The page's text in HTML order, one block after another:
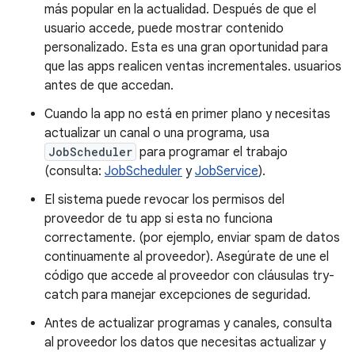
más popular en la actualidad. Después de que el
usuario accede, puede mostrar contenido
personalizado. Esta es una gran oportunidad para
que las apps realicen ventas incrementales. usuarios
antes de que accedan.
Cuando la app no está en primer plano y necesitas
actualizar un canal o una programa, usa
JobScheduler para programar el trabajo
(consulta: JobScheduler yJobService).
El sistema puede revocar los permisos del
proveedor de tu app si esta no funciona
correctamente. (por ejemplo, enviar spam de datos
continuamente al proveedor). Asegúrate de une el
código que accede al proveedor con cláusulas try-
catch para manejar excepciones de seguridad.
Antes de actualizar programas y canales, consulta
al proveedor los datos que necesitas actualizar y